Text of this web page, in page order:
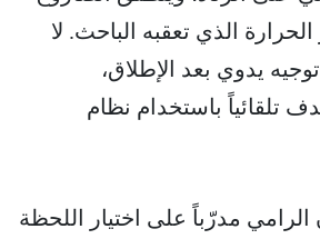
الذي تعقبه الباحث. لا
يدوي بعد الإطلاق،
تلقائياً باستخدام نظام
مدرّباً على اختيار اللحظة